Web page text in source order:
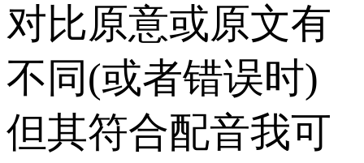
对比原意或原文有
不同(或者错误时)
但其符合配音我可